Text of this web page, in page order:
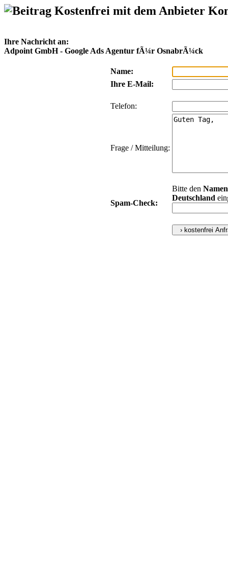
Kostenfrei mit dem Anbieter
Ihre Nachricht an:
Adpoint GmbH - Google Ads Agentur fÃ¼r OsnabrÃ¼ck
Name:
Ihre E-Mail:
Telefon:
Frage / Mitteilung:
Spam-Check:
Bitte den Namen
Deutschland